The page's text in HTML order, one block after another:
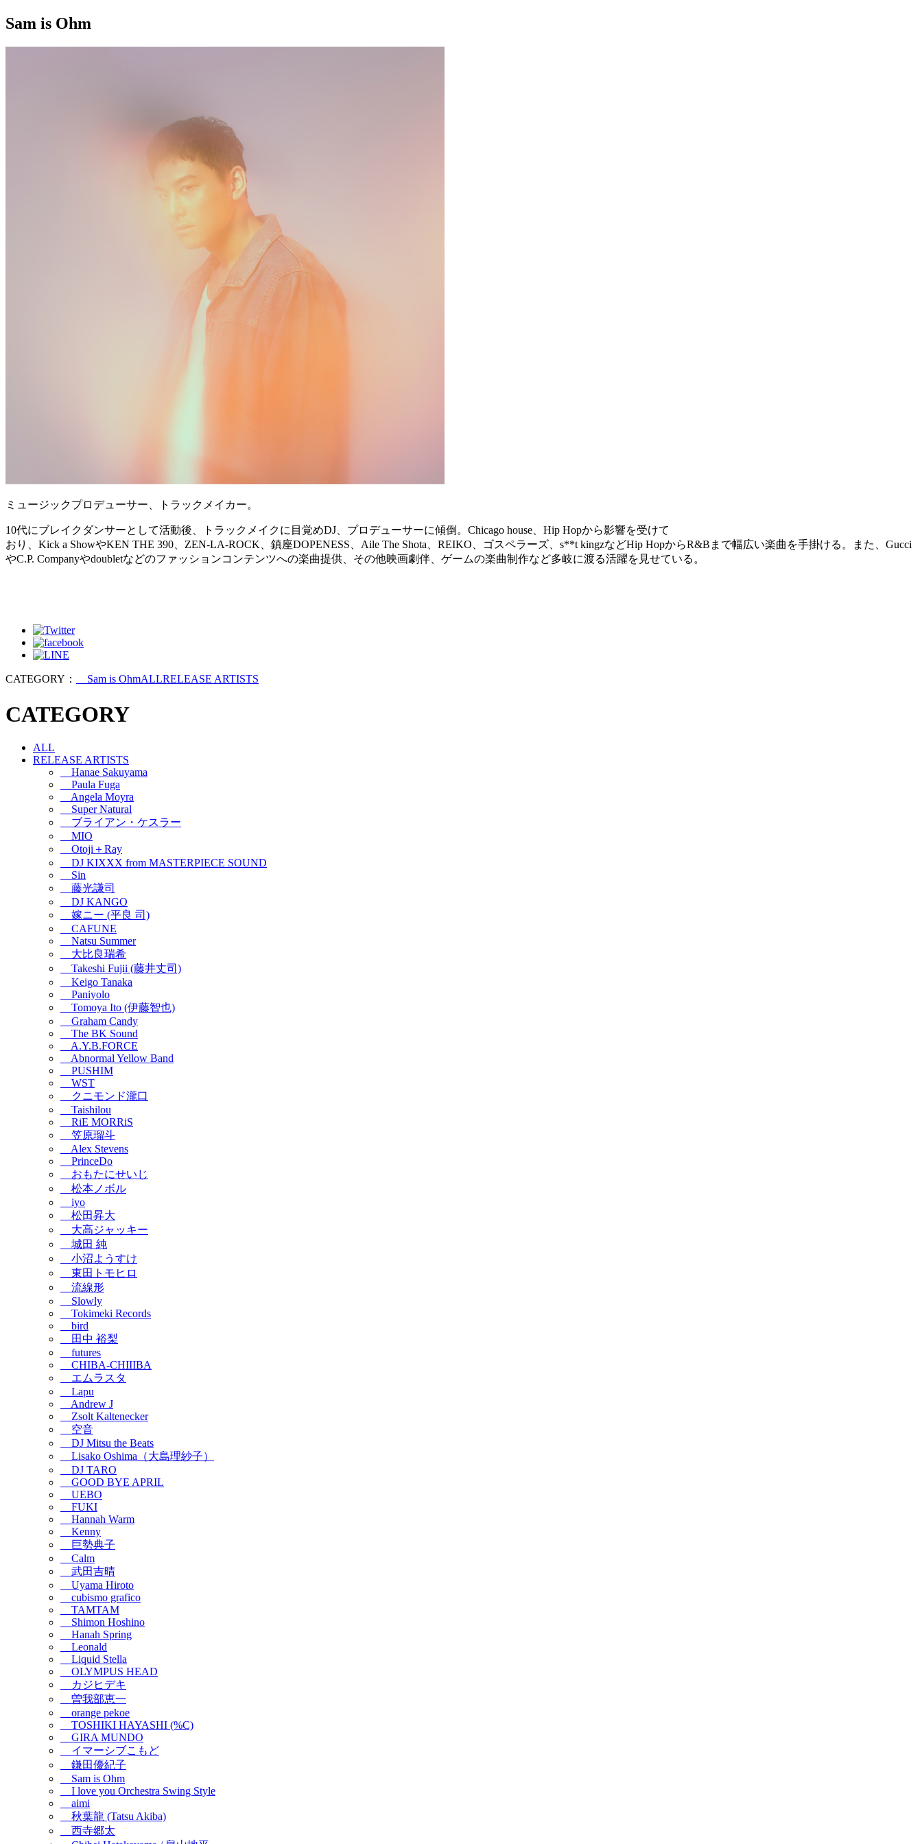
Sam is Ohm
ミュージックプロデューサー、トラックメイカー。
10代にブレイクダンサーとして活動後、トラックメイクに目覚めDJ、プロデューサーに傾倒。Chicago house、Hip Hopから影響を受けて
おり、Kick a ShowやKEN THE 390、ZEN-LA-ROCK、鎮座DOPENESS、Aile The Shota、REIKO、ゴスペラーズ、s**t kingzなどHip HopからR&Bまで幅広い楽曲を手掛ける。また、Gucci
やC.P. Companyやdoubletなどのファッションコンテンツへの楽曲提供、その他映画劇伴、ゲームの楽曲制作など多岐に渡る活躍を見せている。
CATEGORY： Sam is OhmALLRELEASE ARTISTS
CATEGORY
ALL
RELEASE ARTISTS
Hanae Sakuyama
Paula Fuga
Angela Moyra
Super Natural
ブライアン・ケスラー
MIO
Otoji＋Ray
DJ KIXXX from MASTERPIECE SOUND
Sin
藤光謙司
DJ KANGO
嫁ニー (平良 司)
CAFUNE
Natsu Summer
大比良瑞希
Takeshi Fujii (藤井丈司)
Keigo Tanaka
Paniyolo
Tomoya Ito (伊藤智也)
Graham Candy
The BK Sound
A.Y.B.FORCE
Abnormal Yellow Band
PUSHIM
WST
クニモンド瀧口
Taishilou
RiE MORRiS
笠原瑠斗
Alex Stevens
PrinceDo
おもたにせいじ
松本ノボル
iyo
松田昇大
大高ジャッキー
城田 純
小沼ようすけ
東田トモヒロ
流線形
Slowly
Tokimeki Records
bird
田中 裕梨
futures
CHIBA-CHIIIBA
エムラスタ
Lapu
Andrew J
Zsolt Kaltenecker
空音
DJ Mitsu the Beats
Lisako Oshima（大島理紗子）
DJ TARO
GOOD BYE APRIL
UEBO
FUKI
Hannah Warm
Kenny
巨勢典子
Calm
武田吉晴
Uyama Hiroto
cubismo grafico
TAMTAM
Shimon Hoshino
Hanah Spring
Leonald
Liquid Stella
OLYMPUS HEAD
カジヒデキ
曽我部恵一
orange pekoe
TOSHIKI HAYASHI (%C)
GIRA MUNDO
イマーシブこもど
鎌田優紀子
Sam is Ohm
I love you Orchestra Swing Style
aimi
秋葉龍 (Tatsu Akiba)
西寺郷太